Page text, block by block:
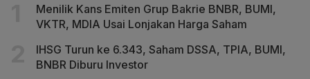
Menilik Kans Emiten Grup Bakrie BNBR, BUMI,
VKTR, MDIA Usai Lonjakan Harga Saham
IHSG Turun ke 6.343, Saham DSSA, TPIA, BUMI,
BNBR Diburu Investor